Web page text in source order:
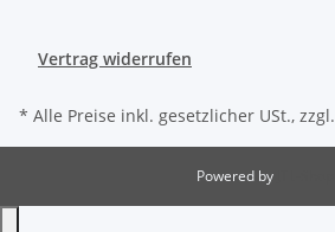
Vertrag widerrufen
* Alle Preise inkl. gesetzlicher USt., zzgl.
Powered by